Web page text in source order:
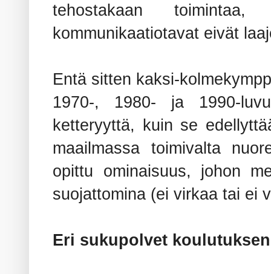
tehostakaan
kommunikaatiotavat eivät
Entä sitten kaksi-
1970-, 1980- ja 1990-
ketteryyttä, kuin se
maailmassa toimivalta
opittu ominaisuus, johon
suojattomina (ei virkaa tai ei
Eri sukupolvet